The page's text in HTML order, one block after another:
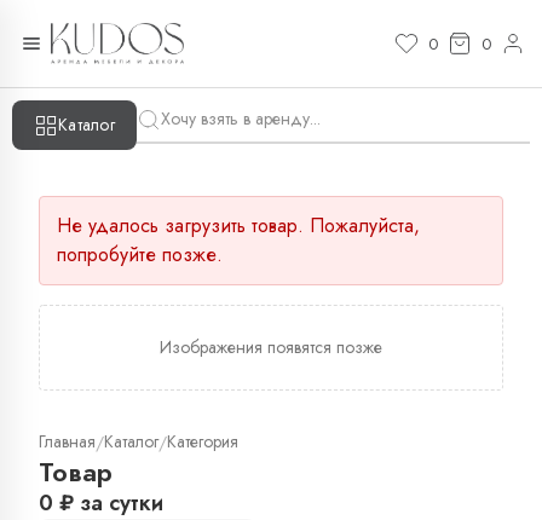
0 0
Каталог
Не удалось загрузить товар. Пожалуйста,
попробуйте позже.
Изображения появятся позже
Главная/Каталог/Категория
Товар
0 ₽ за сутки